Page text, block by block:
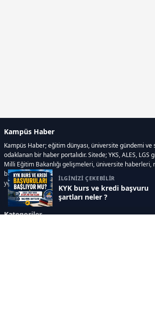
İLGİNİZİ ÇEKEBİLİR
KYK burs ve kredi başvuru
şartları neler ?
Kampüs Haber
Kampüs Haber; eğitim dünyası, üniversite gündemi ve
odaklanan bir haber portalıdır. Sitede; YKS, ALES, LGS
Milli Eğitim Bakanlığı gelişmeleri, üniversite
bilim ve teknoloji alanındaki yenilikler ile öğrenci
yer alır.
Kategoriler